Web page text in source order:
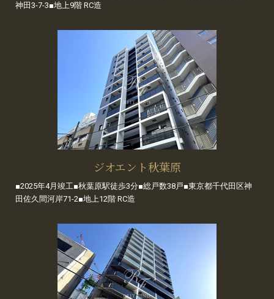
神田3-7-3■地上9階 RC造
ジオエント秋葉原
■2025年4月竣工■秋葉原駅徒歩3分■総戸数38戸■東京都千代田区神
田佐久間河岸71-2■地上12階 RC造